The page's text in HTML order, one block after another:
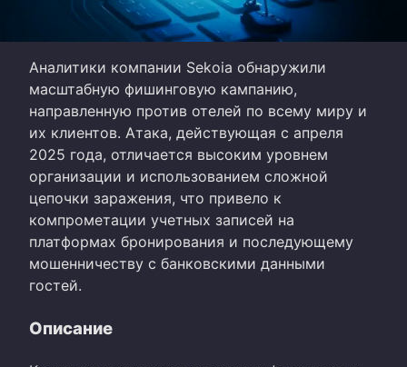
Аналитики компании Sekoia обнаружили
масштабную фишинговую кампанию,
направленную против отелей по всему миру и
их клиентов. Атака, действующая с апреля
2025 года, отличается высоким уровнем
организации и использованием сложной
цепочки заражения, что привело к
компрометации учетных записей на
платформах бронирования и последующему
мошенничеству с банковскими данными
гостей.
Описание